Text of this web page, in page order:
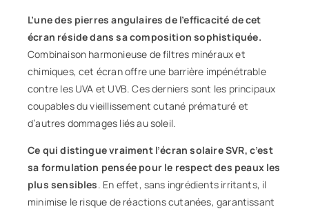
L’une des pierres angulaires de l’efficacité de cet
écran réside dans sa composition sophistiquée.
Combinaison harmonieuse de filtres minéraux et
chimiques, cet écran offre une barrière impénétrable
contre les UVA et UVB. Ces derniers sont les principaux
coupables duvieillissement cutané prématuré et
d’autres dommages liés au soleil.
Ce qui distingue vraiment l’écran solaire SVR, c’est
sa formulation pensée pour le respect des peaux les
plus sensibles. En effet, sans ingrédients irritants, il
minimise le risque de réactions cutanées, garantissant